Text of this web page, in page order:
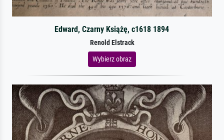
Edward, Czarny Książę, c1618 1894
Renold Elstrack
Wybierz obraz